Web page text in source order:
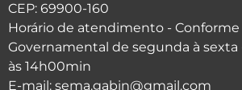
CEP: 69900-160
Horário de atendimento -
Governamental de segunda à
às 14h00min
E-mail: sema.gabin@gmail.com